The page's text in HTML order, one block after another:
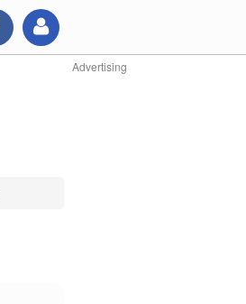
Advertising